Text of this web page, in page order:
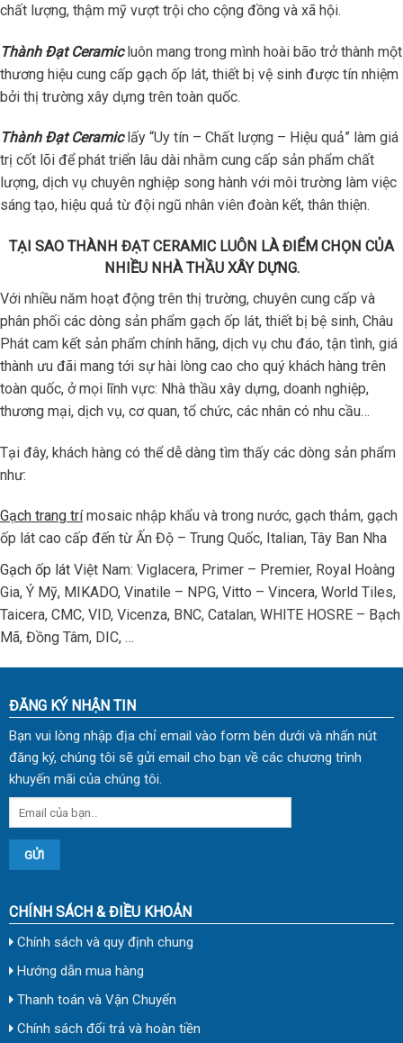
chất lượng, thậm mỹ vượt trội cho cộng đồng và xã hội.
Thành Đạt Ceramicluôn mang trong mình hoài bão trở thành một
thương hiệu cung cấp gạch ốp lát, thiết bị vệ sinh được tín nhiệm
bởi thị trường xây dựng trên toàn quốc.
Thành Đạt Ceramiclấy “Uy tín – Chất lượng – Hiệu quả” làm giá
trị cốt lõi để phát triển lâu dài nhằm cung cấp sản phẩm chất
lượng, dịch vụ chuyên nghiệp song hành với môi trường làm việc
sáng tạo, hiệu quả từ đội ngũ nhân viên đoàn kết, thân thiện.
TẠI SAO THÀNH ĐẠT CERAMIC LUÔN LÀ ĐIỂM CHỌN CỦA
NHIỀU NHÀ THẦU XÂY DỰNG.
Với nhiều năm hoạt động trên thị trường, chuyên cung cấp và
phân phối các dòng sản phẩm gạch ốp lát, thiết bị bệ sinh, Châu
Phát cam kết sản phẩm chính hãng, dịch vụ chu đáo, tận tình, giá
thành ưu đãi mang tới sự hài lòng cao cho quý khách hàng trên
toàn quốc, ở mọi lĩnh vực: Nhà thầu xây dựng, doanh nghiệp,
thương mại, dịch vụ, cơ quan, tổ chức, các nhân có nhu cầu…
Tại đây, khách hàng có thể dễ dàng tìm thấy các dòng sản phẩm
như:
Gạch trang trímosaic nhập khẩu và trong nước, gạch thảm, gạch
ốp lát cao cấp đến từ Ấn Độ – Trung Quốc, Italian, Tây Ban Nha
Gạch ốp lát Việt Nam: Viglacera, Primer – Premier, Royal Hoàng
Gia, Ý Mỹ, MIKADO, Vinatile – NPG, Vitto – Vincera, World Tiles,
Taicera, CMC, VID, Vicenza, BNC, Catalan, WHITE HOSRE – Bạch
Mã, Đồng Tâm, DIC, …
ĐĂNG KÝ NHẬN TIN
Bạn vui lòng nhập địa chỉ email vào form bên dưới và nhấn nút
đăng ký, chúng tôi sẽ gửi email cho bạn về các chương trình
khuyến mãi của chúng tôi.
CHÍNH SÁCH & ĐIỀU KHOẢN
Chính sách và quy định chung
Hướng dẫn mua hàng
Thanh toán và Vận Chuyển
Chính sách đổi trả và hoàn tiền